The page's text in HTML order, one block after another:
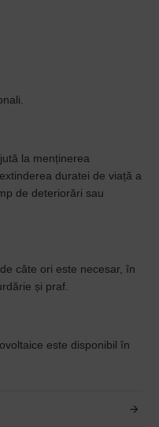
la menținerea
duratei de viață a
de deteriorări sau
câte ori este necesar, în
și praf.
este disponibil în